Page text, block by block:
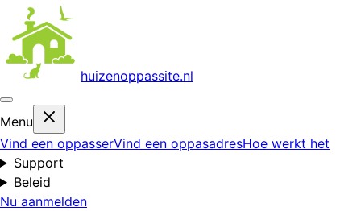
huizenoppassite.nl
Menu
Vind een oppasserVind een oppasadresHoe werkt het
Support
Beleid
Nu aanmelden